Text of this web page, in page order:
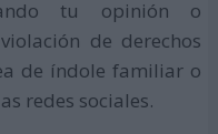
tu opinión o
de derechos
de índole familiar o
redes sociales.